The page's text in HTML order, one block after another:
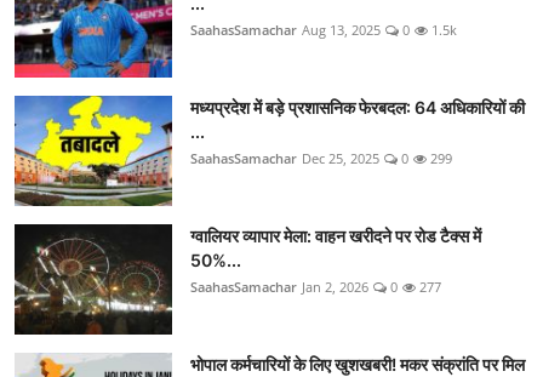
SaahasSamachar Aug 13, 2025 0 1.5k
मध्यप्रदेश में बड़े प्रशासनिक फेरबदल: 64 अधिकारियों की
...
SaahasSamachar Dec 25, 2025 0 299
ग्वालियर व्यापार मेला: वाहन खरीदने पर रोड टैक्स में
50%...
SaahasSamachar Jan 2, 2026 0 277
भोपाल कर्मचारियों के लिए खुशखबरी! मकर संक्रांति पर मिल